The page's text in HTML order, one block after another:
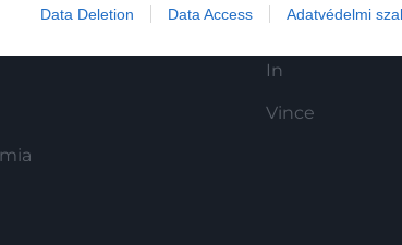
functionality and fraud prevention, and other user
Data Deletion Data Access Adatvédelmi
Haszon
In
Vince